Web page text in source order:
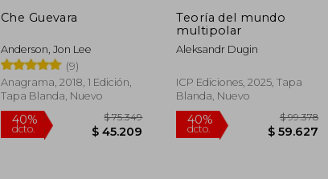
Che Guevara
Anderson, Jon Lee
(9)
Anagrama, 2018, 1 Edición,
Tapa Blanda, Nuevo
Teoría del mundo
multipolar
Aleksandr Dugin
ICP Ediciones, 2025, Tapa
Blanda, Nuevo